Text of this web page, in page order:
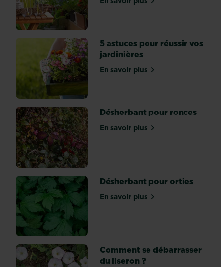
toujours
le
vent
en
poupe.
quelques
puristes
discutent
encore,
le
végétal
met
tout
le
monde
d’accord
quant
à
sa
floraison
sur Fleurir un balcon ou
5 astuces pour réussir vos
jardinières
En savoir plussur 5 astuces pour réussir
Désherbant pour ronces
En savoir plussur Désherbant pour
Désherbant pour orties
En savoir plussur Désherbant pour
Comment se débarrasser
du liseron ?